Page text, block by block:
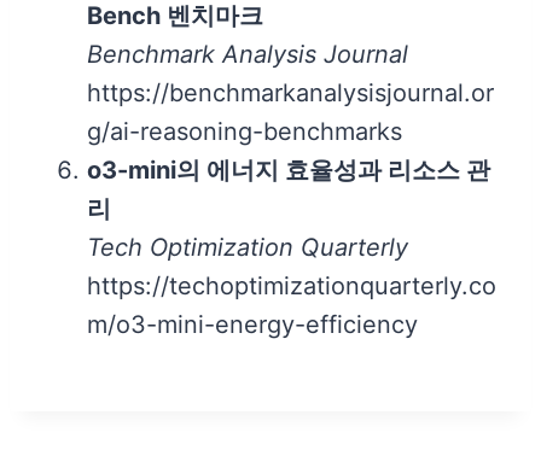
Bench 벤치마크
Benchmark Analysis Journal
https://benchmarkanalysisjournal.or
g/ai-reasoning-benchmarks
o3-mini의 에너지 효율성과 리소스 관
리
Tech Optimization Quarterly
https://techoptimizationquarterly.co
m/o3-mini-energy-efficiency